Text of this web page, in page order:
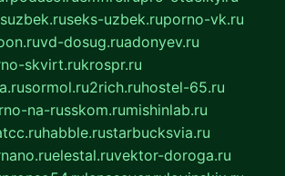
seks-uzbek.ruporno-vk.ru
vd-dosug.ruadonyev.ru
skvirt.rukrospr.ru
sormol.ru2rich.ruhostel-65.ru
na-russkom.rumishinlab.ru
habble.rustarbucksvia.ru
elestal.ruvektor-doroga.ru